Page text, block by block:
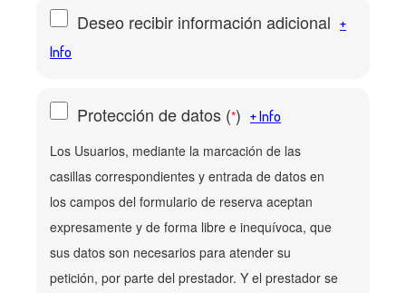
Deseo recibir información adicional +
Info
Protección de datos (*) + Info
Los Usuarios, mediante la marcación de las
casillas correspondientes y entrada de datos en
los campos del formulario de reserva aceptan
expresamente y de forma libre e inequívoca, que
sus datos son necesarios para atender su
petición, por parte del prestador. Y el prestador se